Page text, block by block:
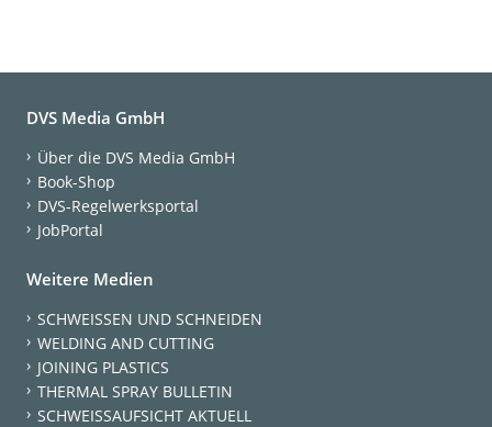
DVS Media GmbH
Über die DVS Media GmbH
Book-Shop
DVS-Regelwerksportal
JobPortal
Weitere Medien
SCHWEISSEN UND SCHNEIDEN
WELDING AND CUTTING
JOINING PLASTICS
THERMAL SPRAY BULLETIN
SCHWEISSAUFSICHT AKTUELL